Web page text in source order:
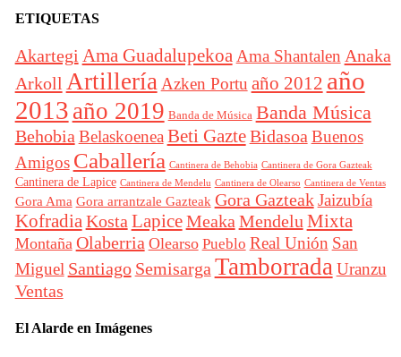
ETIQUETAS
Akartegi Ama Guadalupekoa Ama Shantalen Anaka
Arkoll Artillería Azken Portu año 2012 año
2013 año 2019 Banda de Música Banda Música
Behobia Belaskoenea Beti GazteBidasoa Buenos
Amigos Caballería Cantinera de Behobia Cantinera de Gora Gazteak
Cantinera de Lapice Cantinera de Mendelu Cantinera de Olearso Cantinera de Ventas
Gora Ama Gora arrantzale Gazteak Gora Gazteak Jaizubía
Kofradia Kosta LapiceMeaka Mendelu Mixta
Montaña Olaberria Olearso Pueblo Real Unión San
Miguel Santiago Semisarga Tamborrada Uranzu
Ventas
El Alarde en Imágenes